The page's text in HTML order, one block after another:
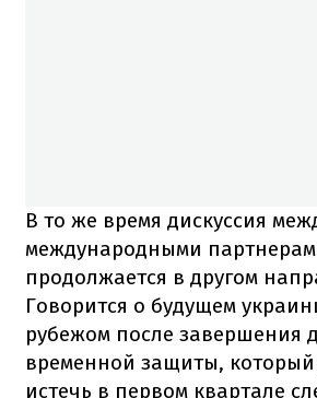
В то же время дискуссия
международными
продолжается в другом
Говорится о будущем
рубежом после завершения
временной защиты,
истечь в первом квартале